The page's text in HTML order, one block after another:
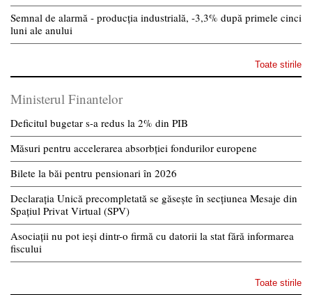
Semnal de alarmă - producția industrială, -3,3% după primele cinci
luni ale anului
Toate stirile
Ministerul Finantelor
Deficitul bugetar s-a redus la 2% din PIB
Măsuri pentru accelerarea absorbției fondurilor europene
Bilete la băi pentru pensionari în 2026
Declarația Unică precompletată se găsește în secțiunea Mesaje din
Spațiul Privat Virtual (SPV)
Asociații nu pot ieși dintr-o firmă cu datorii la stat fără informarea
fiscului
Toate stirile